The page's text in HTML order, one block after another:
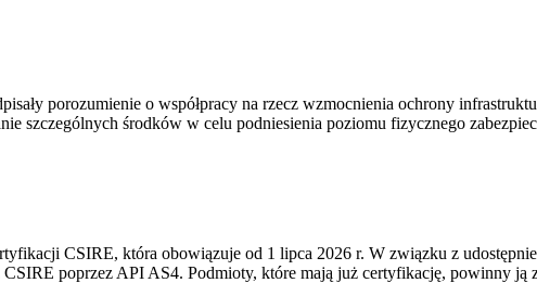
porozumienie o współpracy na rzecz wzmocnienia ochrony
szczególnych środków w celu podniesienia poziomu fizycznego
CSIRE, która obowiązuje od 1 lipca 2026 r. W związku z
poprzez API AS4. Podmioty, które mają już certyfikację, powinny ją